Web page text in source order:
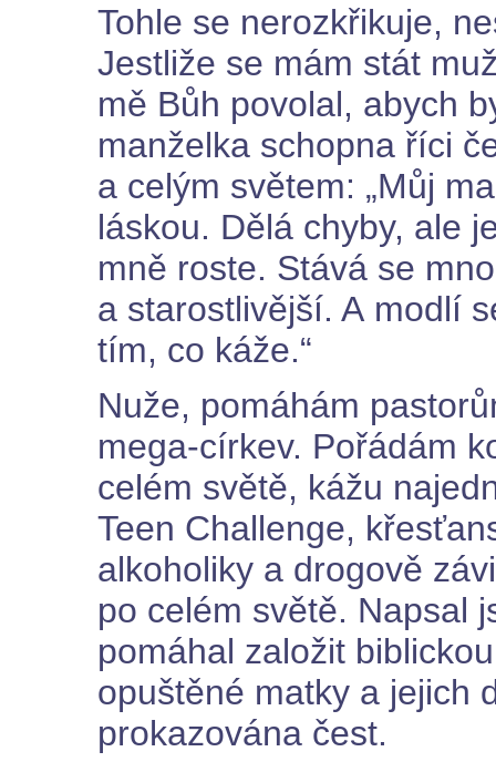
Tohle se nerozkřikuje,
Jestliže se mám stát
mě Bůh povolal, abych
manželka schopna říci
a celým světem: „Můj
láskou. Dělá chyby, ale
mně roste. Stává se
a starostlivější. A modlí
tím, co káže.“
Nuže, pomáhám
mega-církev. Pořádám
celém světě, kážu
Teen Challenge,
alkoholiky a drogově
po celém světě. Napsal
pomáhal založit
opuštěné matky a jejich
prokazována čest.